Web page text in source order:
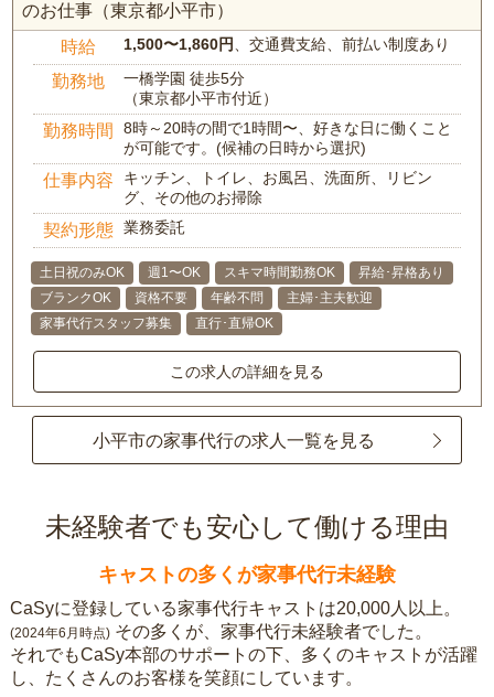
のお仕事（東京都小平市）
時給 1,500〜1,860円 、交通費支給、前払い制度あり
勤務地
一橋学園 徒歩5分
（東京都小平市付近）
勤務時間
8時～20時の間で1時間〜、好きな日に働くこと
が可能です。(候補の日時から選択)
仕事内容
キッチン、トイレ、お風呂、洗面所、リビン
グ、その他のお掃除
契約形態 業務委託
土日祝のみOK 週1〜OK スキマ時間勤務OK
昇給･昇格あり
ブランクOK
資格不要 年齢不問
主婦･主夫歓迎
家事代行スタッフ募集
直行･直帰OK
この求人の詳細を見る
小平市の家事代行の求人一覧を見る
未経験者でも安心して働ける理由
キャストの多くが家事代行未経験
CaSyに登録している家事代行キャストは20,000人以上。
(2024年6月時点) その多くが、家事代行未経験者でした。
それでもCaSy本部のサポートの下、多くのキャストが活躍
し、たくさんのお客様を笑顔にしています。